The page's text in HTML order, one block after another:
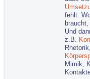
fehlt.
Und
z.B.
Mimik,